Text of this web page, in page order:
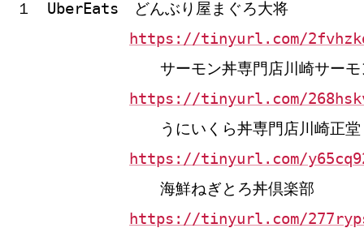
１ UberEats どんぶり屋まぐろ大将
https://tinyurl.com/
サーモン丼専門店川崎サーモ
https://tinyurl.com/
うにいくら丼専門店川崎正堂
https://tinyurl.com/
海鮮ねぎとろ丼倶楽部
https://tinyurl.com/